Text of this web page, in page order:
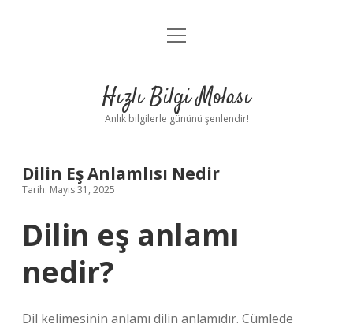
Anasayfa
Yasal Uyarı
menüyü
Hızlı Bilgi Molası
Anlık bilgilerle gününü şenlendir!
Dilin Eş Anlamlısı Nedir
Tarih: Mayıs 31, 2025
Dilin eş anlamı
nedir?
Dil kelimesinin anlamı dilin anlamıdır. Cümlede